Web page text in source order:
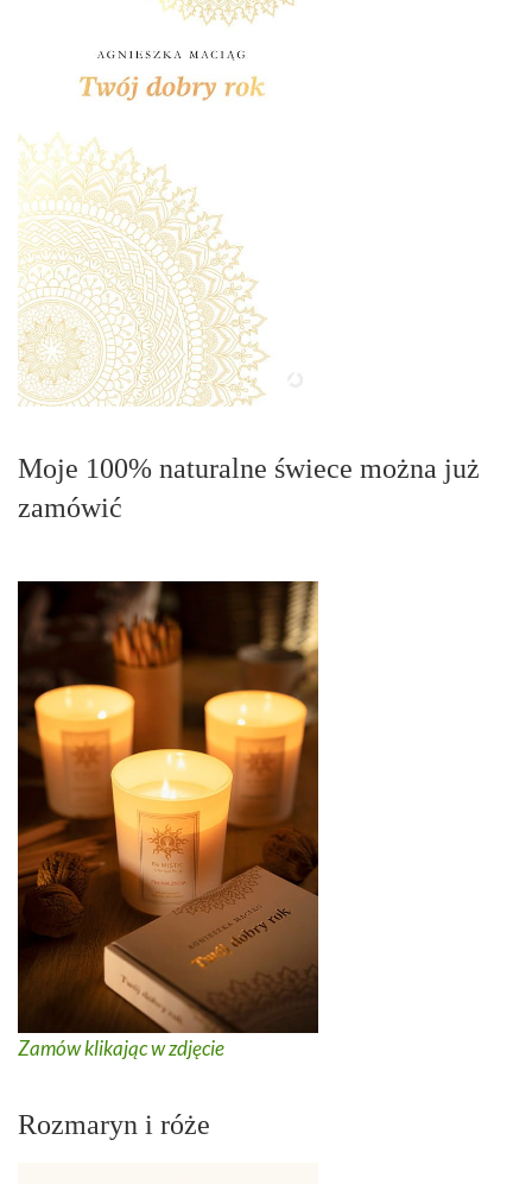
Moje 100% naturalne świece można już
zamówić
Zamów klikając w zdjęcie
Rozmaryn i róże